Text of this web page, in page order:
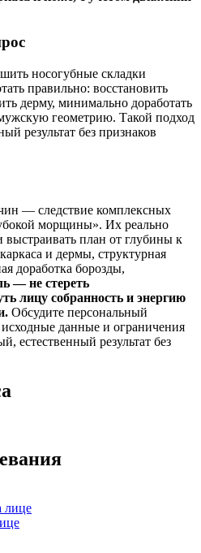
носогубные складки
правильно: восстановить
дерму, минимально доработать
геометрию. Такой подход
результат без признаков
— следствие комплексных
морщины». Их реально
выстраивать план от глубины к
и дермы, структурная
доработка борозды,
— не стереть
лицу собранность и энергию
Обсудите персональный
данные и ограничения
естественный результат без
лице